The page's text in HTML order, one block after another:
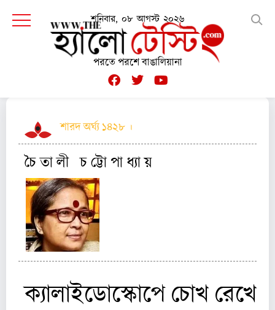
শনিবার, ০৮ আগস্ট ২০২৬
পরতে পরশে বাঙালিয়ানা
শারদ অর্ঘ্য ১৪২৮ ।
চৈ তা লী চ ট্টো পা ধ্যা য়
ক্যালাইডোস্কোপে চোখ রেখে